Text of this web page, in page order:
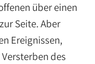
über einen
Seite. Aber
Ereignissen,
des